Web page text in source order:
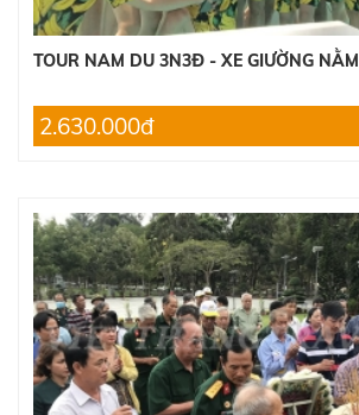
TOUR NAM DU 3N3Đ - XE GIƯỜNG NẰM
2.630.000đ